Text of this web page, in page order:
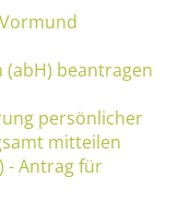
beantragen
persönlicher
mitteilen
- Antrag für